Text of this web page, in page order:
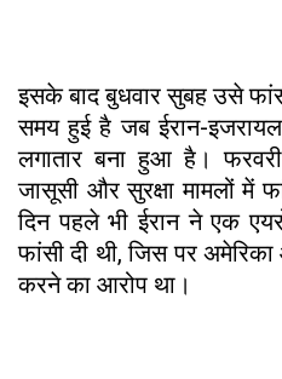
इसके बाद बुधवार सुबह उसे
समय हुई है जब ईरान-
लगातार बना हुआ है।
जासूसी और सुरक्षा मामलों में
दिन पहले भी ईरान ने एक
फांसी दी थी, जिस पर
करने का आरोप था।